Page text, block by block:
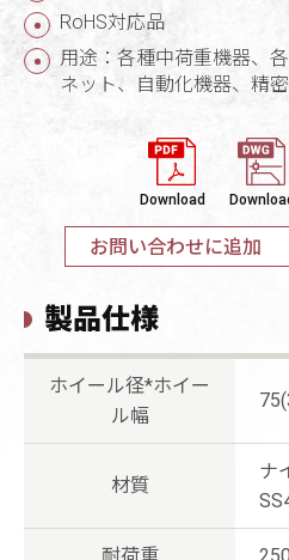
RoHS対応品
用途：各種中荷重機器、
ネット、自動化機器、精
Download
お問い合わせに追加
製品仕様
ホイール径*ホイー
ル幅
材質
ナ